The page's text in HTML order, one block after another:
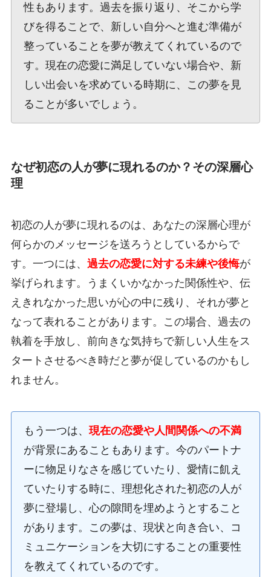
性もあります。過去を振り返り、そこから学
びを得ることで、新しい自分へと進む準備が
整っていることを夢が教えてくれているので
す。現在の恋愛に満足していない場合や、新
しい出会いを求めている時期に、この夢を見
ることが多いでしょう。
なぜ初恋の人が夢に現れるのか？その深層心
理
初恋の人が夢に現れるのは、あなたの深層心理が
何らかのメッセージを送ろうとしているからで
す。一つには、 過去の恋愛に対する未練や後悔が
挙げられます。うまくいかなかった関係性や、伝
えきれなかった思いが心の中に残り、それが夢と
なって表れることがあります。この場合、過去の
執着を手放し、前向きな気持ちで新しい人生をス
タートさせるべき時だと夢が促しているのかもし
れません。
もう一つは、 現在の恋愛や人間関係への不満
が背景にあることもあります。今のパートナ
ーに物足りなさを感じていたり、愛情に飢え
ていたりする時に、理想化された初恋の人が
夢に登場し、心の隙間を埋めようとすること
があります。この夢は、現状と向き合い、コ
ミュニケーションを大切にすることの重要性
を教えてくれているのです。